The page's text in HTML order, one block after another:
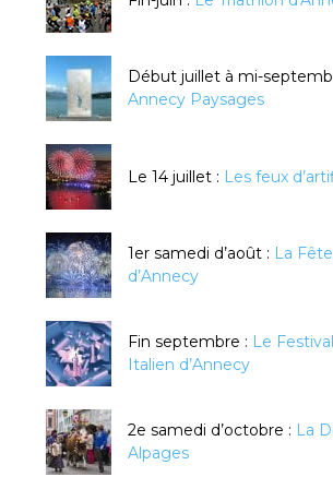
Début juillet à mi-
Annecy Paysages
Le 14 juillet : Les feux
1er samedi d’août : La
d’Annecy
Fin septembre : Le
Italien d’Annecy
2e samedi d’octobre : La
Alpages